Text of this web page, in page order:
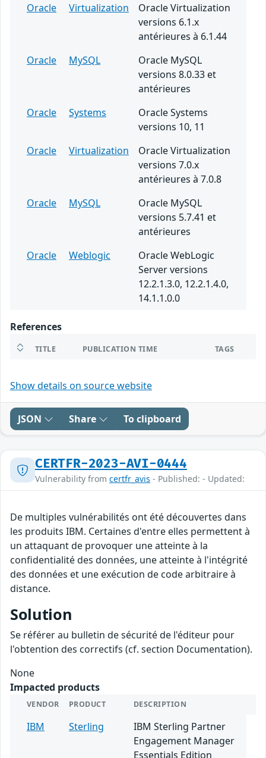
Oracle
Virtualization
Oracle Virtualization
versions 6.1.x
antérieures à 6.1.44
Oracle
MySQL
Oracle MySQL
versions 8.0.33 et
antérieures
Oracle
Systems
Oracle Systems
versions 10, 11
Oracle
Virtualization
Oracle Virtualization
versions 7.0.x
antérieures à 7.0.8
Oracle
MySQL
Oracle MySQL
versions 5.7.41 et
antérieures
Oracle
Weblogic
Oracle WebLogic
Server versions
12.2.1.3.0, 12.2.1.4.0,
14.1.1.0.0
References
TITLE PUBLICATION TIME TAGS
Show details on source website
JSON Share To clipboard
CERTFR-2023-AVI-0444
Vulnerability from certfr_avis - Published: - Updated:
De multiples vulnérabilités ont été découvertes dans
les produits IBM. Certaines d'entre elles permettent à
un attaquant de provoquer une atteinte à la
confidentialité des données, une atteinte à l'intégrité
des données et une exécution de code arbitraire à
distance.
Solution
Se référer au bulletin de sécurité de l'éditeur pour
l'obtention des correctifs (cf. section Documentation).
None
Impacted products
VENDOR PRODUCT DESCRIPTION
IBM Sterling
IBM Sterling Partner
Engagement Manager
Essentials Edition